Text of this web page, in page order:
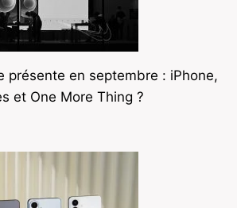
présente en septembre : iPhone,
et One More Thing ?